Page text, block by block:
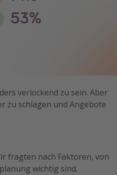
verlockend zu sein. Aber
zu schlagen und Angebote
fragten nach Faktoren, von
wichtig sind.